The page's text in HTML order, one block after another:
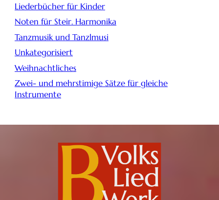
Liederbücher für Kinder
Noten für Steir. Harmonika
Tanzmusik und Tanzlmusi
Unkategorisiert
Weihnachtliches
Zwei- und mehrstimige Sätze für gleiche
Instrumente